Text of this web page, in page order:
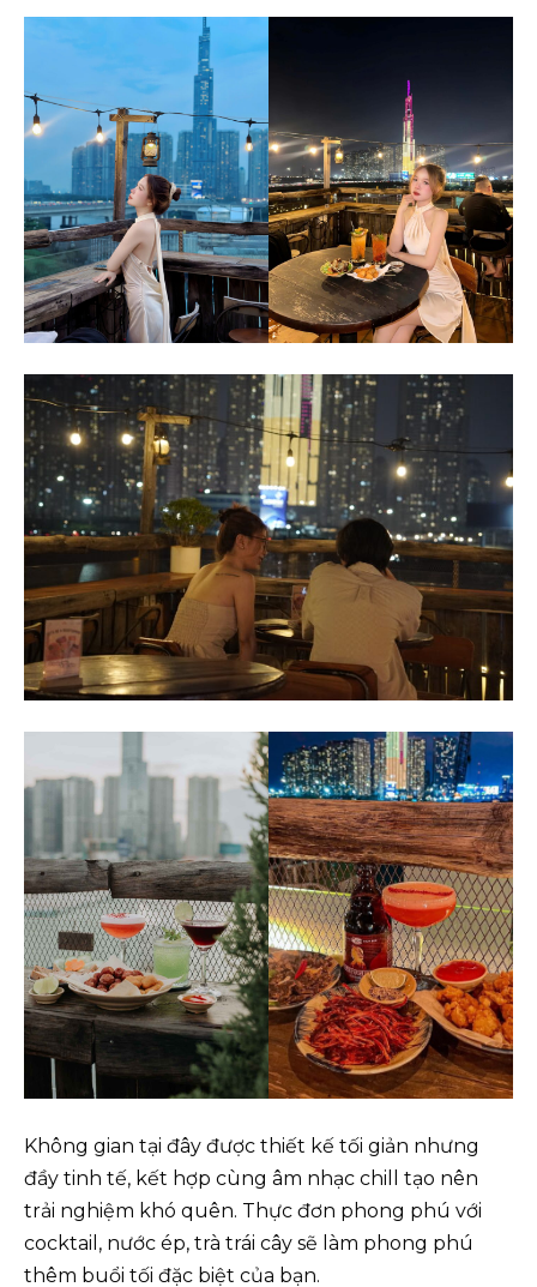
Không gian tại đây được thiết kế tối giản nhưng
đầy tinh tế, kết hợp cùng âm nhạc chill tạo nên
trải nghiệm khó quên. Thực đơn phong phú với
cocktail, nước ép, trà trái cây sẽ làm phong phú
thêm buổi tối đặc biệt của bạn.